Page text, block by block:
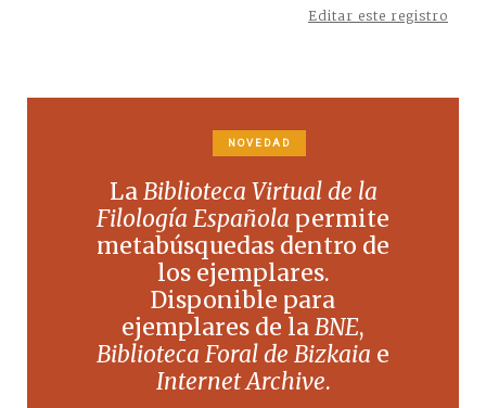
Editar este registro
NOVEDAD
LaBiblioteca Virtual de la
Filología Española permite
metabúsquedas dentro de
los ejemplares.
Disponible para
ejemplares de laBNE,
Biblioteca Foral de Bizkaia e
Internet Archive.